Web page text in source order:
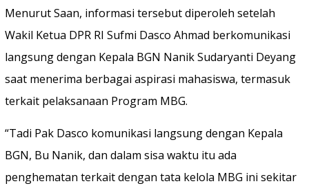
Menurut Saan, informasi tersebut diperoleh setelah
Wakil Ketua DPR RI Sufmi Dasco Ahmad berkomunikasi
langsung dengan Kepala BGN Nanik Sudaryanti Deyang
saat menerima berbagai aspirasi mahasiswa, termasuk
terkait pelaksanaan Program MBG.
“Tadi Pak Dasco komunikasi langsung dengan Kepala
BGN, Bu Nanik, dan dalam sisa waktu itu ada
penghematan terkait dengan tata kelola MBG ini sekitar